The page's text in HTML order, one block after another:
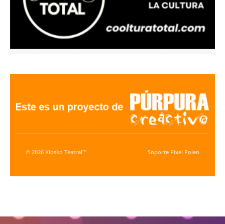
© 2026 Kiosko Teatral™ Soporte Pixel Polen